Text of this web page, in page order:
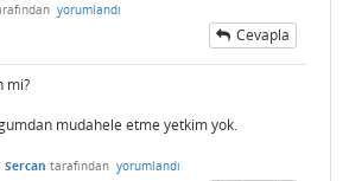
yorumlandı
Cevapla
mi?
mudahele etme yetkim yok.
Sercan tarafından yorumlandı